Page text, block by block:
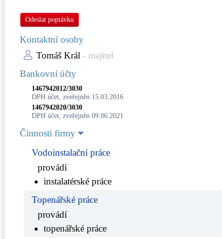
Odeslat poptávku
Kontaktní osoby
Tomáš Král - majitel
Bankovní účty
1467942012/3030
DPH účet, zveřejněn 15.03.2016
1467942020/3030
DPH účet, zveřejněn 09.06.2021
Činnosti firmy
Vodoinstalační práce
provádí
instalatérské práce
Topenářské práce
provádí
topenářské práce